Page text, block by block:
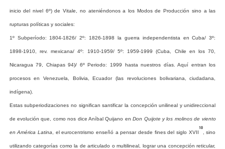
inicio del nivel 6º) de Vitale, no ateniéndonos a los Modos de Producción sino a las
rupturas políticas y sociales:
1º Subperíodo: 1804-1826/ 2º: 1826-1898 la guerra independentista en Cuba/ 3º:
1898-1910, rev. mexicana/ 4º: 1910-1959/ 5º: 1959-1999 (Cuba, Chile en los 70,
Nicaragua 79, Chiapas 94)/ 6º Periodo: 1999 hasta nuestros días. Aquí entran los
procesos en Venezuela, Bolivia, Ecuador (las revoluciones bolivariana, ciudadana,
indígena).
Estas subperiodizaciones no significan santificar la concepción unilineal y unidireccional
de evolución que, como nos dice Aníbal Quijano en Don Quijote y los molinos de viento
en América Latina el eurocentrismo enseñó a pensar desde fines del siglo XVII
10
sino
utilizando categorías como la de articulado o multilineal, lograr una concepción reticular,